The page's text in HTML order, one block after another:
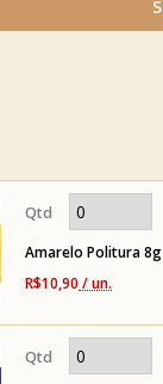
Amarelo Politura 8g
R$10,90 / un.